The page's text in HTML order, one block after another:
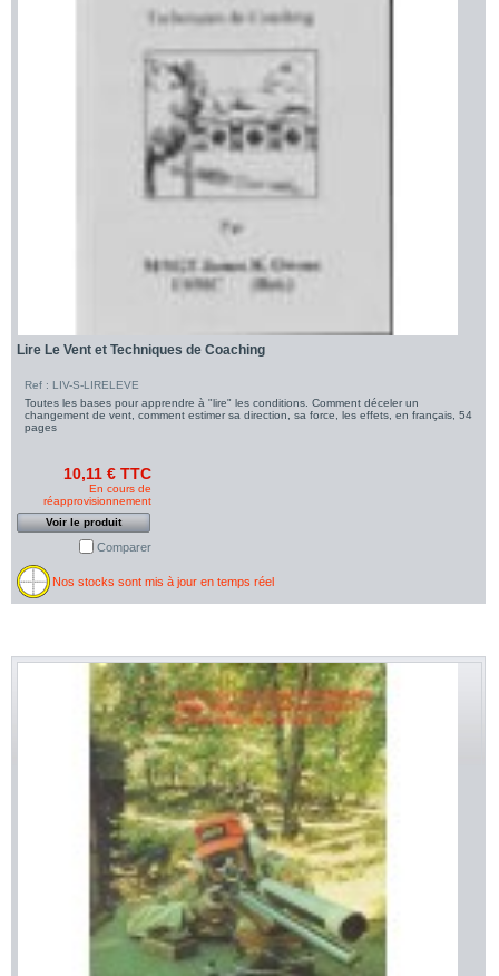
Lire Le Vent et Techniques de Coaching
Ref : LIV-S-LIRELEVE
Toutes les bases pour apprendre à "lire" les conditions. Comment déceler un
changement de vent, comment estimer sa direction, sa force, les effets, en français, 54
pages
10,11 € TTC
En cours de
réapprovisionnement
Voir le produit
Comparer
Nos stocks sont mis à jour en temps réel